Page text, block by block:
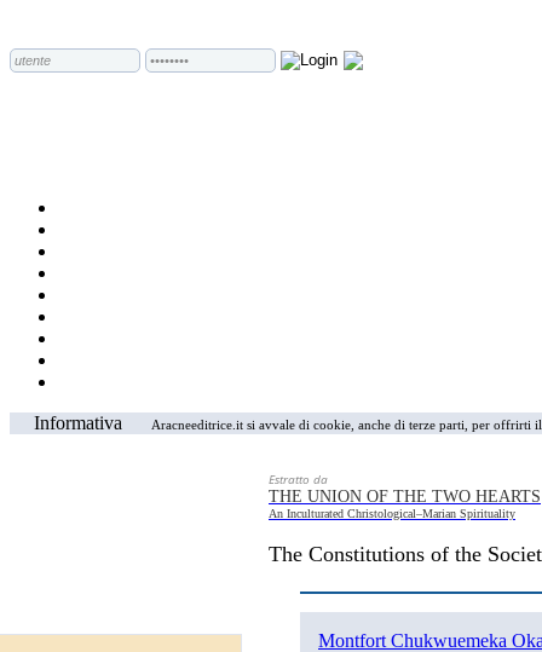
Informativa Aracneeditrice.it si avvale di cookie, anche di terze parti, per
Estratto da
THE UNION OF THE TWO HEARTS
An Inculturated Christological–Marian Spirituality
The Constitutions of the
Montfort Chukwuemeka